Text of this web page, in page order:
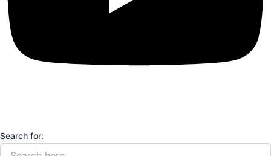
Search for: